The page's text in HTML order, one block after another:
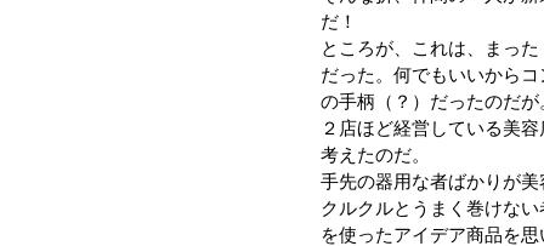
だ！
ところが、これは、まっ
だった。何でもいいから
の手柄（？）だったのだが
２店ほど経営している美
考えたのだ。
手先の器用な者ばかりが
クルクルとうまく巻けな
を使ったアイデア商品を